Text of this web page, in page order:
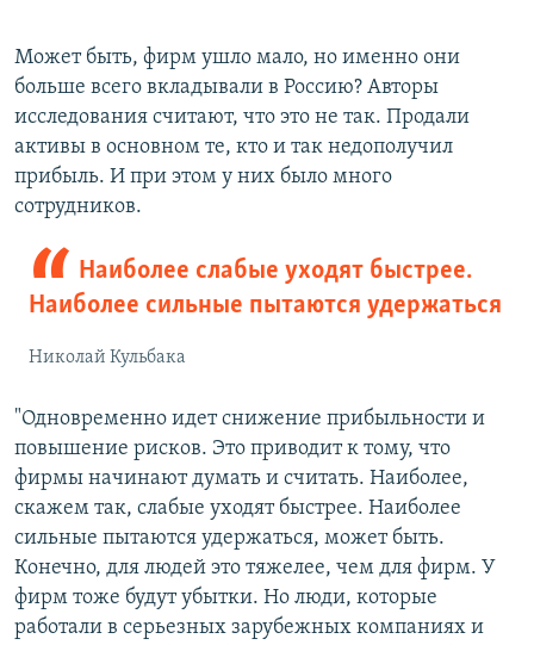
Может быть, фирм ушло мало, но именно они
больше всего вкладывали в Россию? Авторы
исследования считают, что это не так. Продали
активы в основном те, кто и так недополучил
прибыль. И при этом у них было много
сотрудников.
Наиболее слабые уходят быстрее.
Наиболее сильные пытаются удержаться
Николай Кульбака
"Одновременно идет снижение прибыльности и
повышение рисков. Это приводит к тому, что
фирмы начинают думать и считать. Наиболее,
скажем так, слабые уходят быстрее. Наиболее
сильные пытаются удержаться, может быть.
Конечно, для людей это тяжелее, чем для фирм. У
фирм тоже будут убытки. Но люди, которые
работали в серьезных зарубежных компаниях и